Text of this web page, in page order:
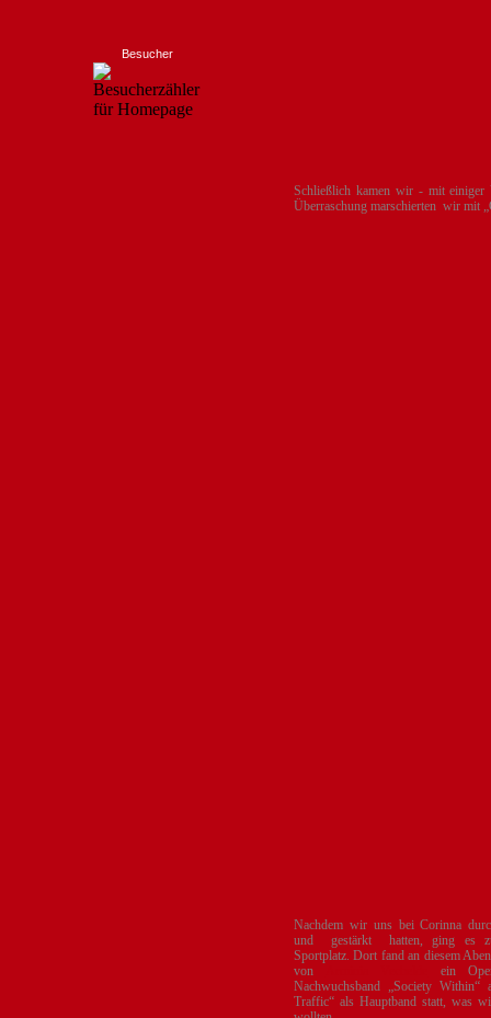
Schließlich kamen wir - mit einiger
Überraschung marschierten wir mit
Nachdem wir uns bei Corinna
und gestärkt hatten, ging es
Sportplatz. Dort fand an diesem
von
ein
Nachwuchsband „Society
Traffic“ als Hauptband statt, was
Besucher